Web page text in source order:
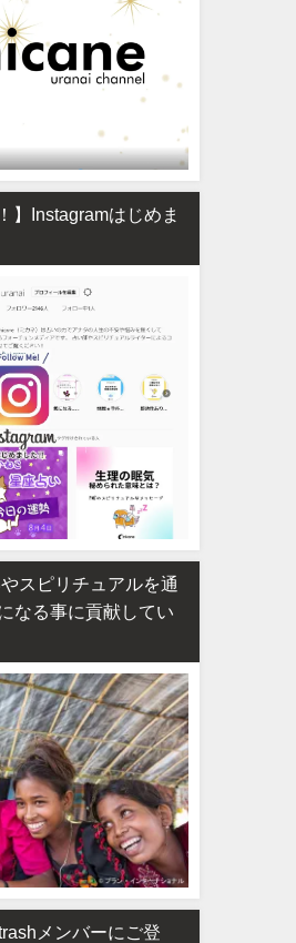
】Instagramはじめま
スピリチュアルを通
なる事に貢献してい
メンバーにご登